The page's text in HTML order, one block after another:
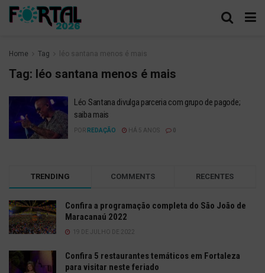
Home Tag léo santana menos é mais
Tag: léo santana menos é mais
Léo Santana divulga parceria com grupo de pagode;
saiba mais
POR REDAÇÃO HÁ 5 ANOS
TRENDING COMMENTS RECENTES
Confira a programação completa do São João de
Maracanaú 2022
19 DE JULHO DE 2022
Confira 5 restaurantes temáticos em Fortaleza
para visitar neste feriado